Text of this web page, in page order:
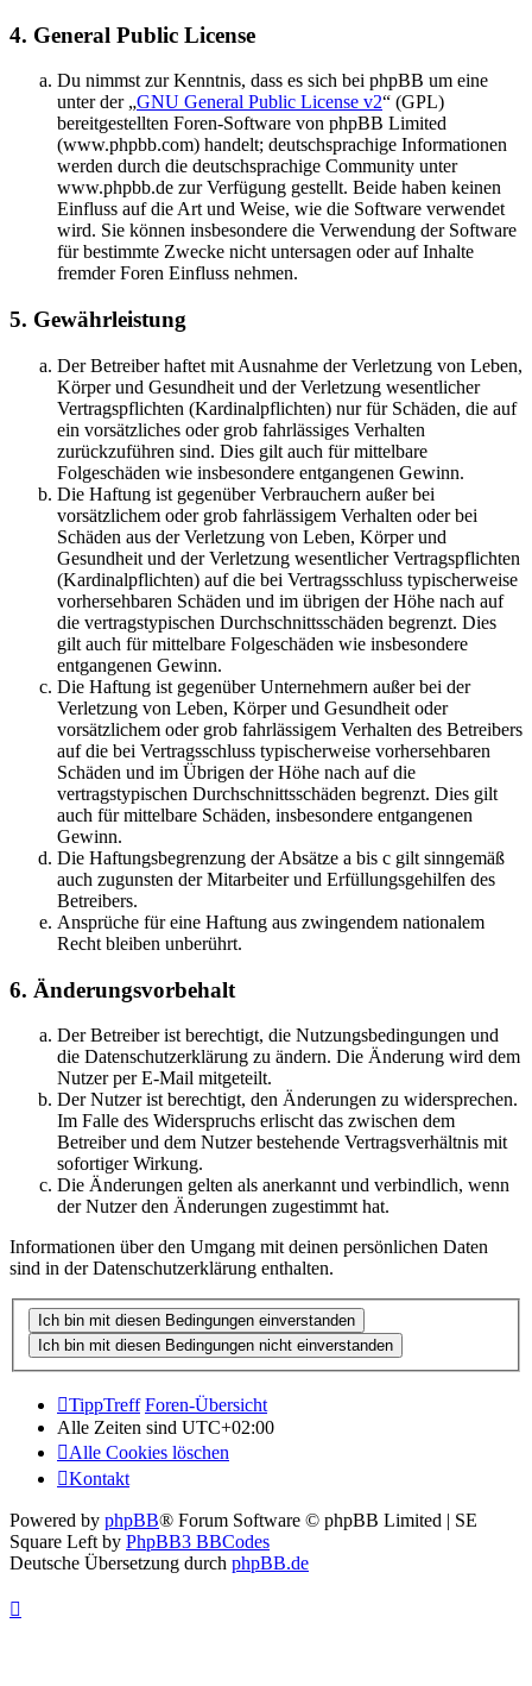
4. General Public License
Du nimmst zur Kenntnis, dass es sich bei phpBB um eine
unter der „GNU General Public License v2“ (GPL)
bereitgestellten Foren-Software von phpBB Limited
(www.phpbb.com) handelt; deutschsprachige Informationen
werden durch die deutschsprachige Community unter
www.phpbb.de zur Verfügung gestellt. Beide haben keinen
Einfluss auf die Art und Weise, wie die Software verwendet
wird. Sie können insbesondere die Verwendung der Software
für bestimmte Zwecke nicht untersagen oder auf Inhalte
fremder Foren Einfluss nehmen.
5. Gewährleistung
Der Betreiber haftet mit Ausnahme der Verletzung von Leben,
Körper und Gesundheit und der Verletzung wesentlicher
Vertragspflichten (Kardinalpflichten) nur für Schäden, die auf
ein vorsätzliches oder grob fahrlässiges Verhalten
zurückzuführen sind. Dies gilt auch für mittelbare
Folgeschäden wie insbesondere entgangenen Gewinn.
Die Haftung ist gegenüber Verbrauchern außer bei
vorsätzlichem oder grob fahrlässigem Verhalten oder bei
Schäden aus der Verletzung von Leben, Körper und
Gesundheit und der Verletzung wesentlicher Vertragspflichten
(Kardinalpflichten) auf die bei Vertragsschluss typischerweise
vorhersehbaren Schäden und im übrigen der Höhe nach auf
die vertragstypischen Durchschnittsschäden begrenzt. Dies
gilt auch für mittelbare Folgeschäden wie insbesondere
entgangenen Gewinn.
Die Haftung ist gegenüber Unternehmern außer bei der
Verletzung von Leben, Körper und Gesundheit oder
vorsätzlichem oder grob fahrlässigem Verhalten des Betreibers
auf die bei Vertragsschluss typischerweise vorhersehbaren
Schäden und im Übrigen der Höhe nach auf die
vertragstypischen Durchschnittsschäden begrenzt. Dies gilt
auch für mittelbare Schäden, insbesondere entgangenen
Gewinn.
Die Haftungsbegrenzung der Absätze a bis c gilt sinngemäß
auch zugunsten der Mitarbeiter und Erfüllungsgehilfen des
Betreibers.
Ansprüche für eine Haftung aus zwingendem nationalem
Recht bleiben unberührt.
6. Änderungsvorbehalt
Der Betreiber ist berechtigt, die Nutzungsbedingungen und
die Datenschutzerklärung zu ändern. Die Änderung wird dem
Nutzer per E-Mail mitgeteilt.
Der Nutzer ist berechtigt, den Änderungen zu widersprechen.
Im Falle des Widerspruchs erlischt das zwischen dem
Betreiber und dem Nutzer bestehende Vertragsverhältnis mit
sofortiger Wirkung.
Die Änderungen gelten als anerkannt und verbindlich, wenn
der Nutzer den Änderungen zugestimmt hat.
Informationen über den Umgang mit deinen persönlichen Daten
sind in der Datenschutzerklärung enthalten.
TippTreff Foren-Übersicht
Alle Zeiten sind UTC+02:00
Alle Cookies löschen
Kontakt
Powered by phpBB® Forum Software © phpBB Limited | SE
Square Left by PhpBB3 BBCodes
Deutsche Übersetzung durch phpBB.de